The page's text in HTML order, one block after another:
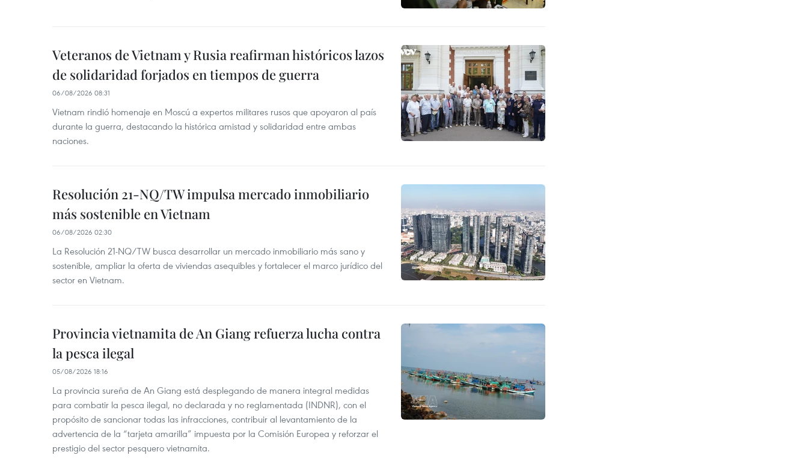
Veteranos de Vietnam y Rusia reafirman históricos lazos
de solidaridad forjados en tiempos de guerra
06/08/2026 08:31
Vietnam rindió homenaje en Moscú a expertos militares rusos que apoyaron al país
durante la guerra, destacando la histórica amistad y solidaridad entre ambas
naciones.
Resolución 21-NQ/TW impulsa mercado inmobiliario
más sostenible en Vietnam
06/08/2026 02:30
La Resolución 21-NQ/TW busca desarrollar un mercado inmobiliario más sano y
sostenible, ampliar la oferta de viviendas asequibles y fortalecer el marco jurídico del
sector en Vietnam.
Provincia vietnamita de An Giang refuerza lucha contra
la pesca ilegal
05/08/2026 18:16
La provincia sureña de An Giang está desplegando de manera integral medidas
para combatir la pesca ilegal, no declarada y no reglamentada (INDNR), con el
propósito de sancionar todas las infracciones, contribuir al levantamiento de la
advertencia de la “tarjeta amarilla” impuesta por la Comisión Europea y reforzar el
prestigio del sector pesquero vietnamita.